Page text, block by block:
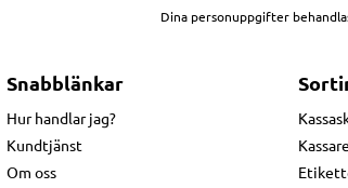
Dina personuppgifter
Snabblänkar
Hur handlar jag?
Kundtjänst
Om oss